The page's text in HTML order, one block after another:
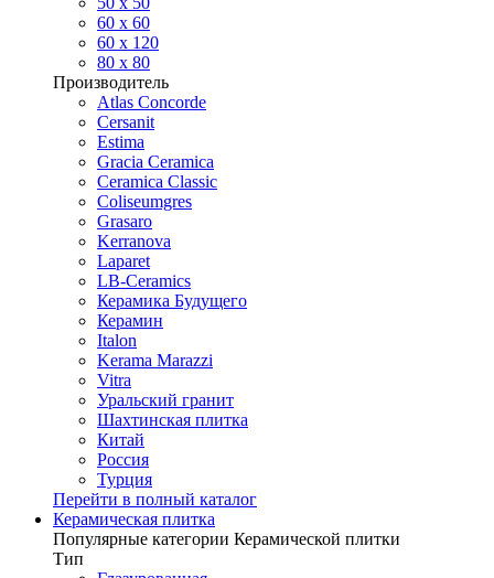
60 х 60
60 x 120
80 x 80
Производитель
Atlas Concorde
Cersanit
Estima
Gracia Ceramica
Ceramica Classic
Coliseumgres
Grasaro
Kerranova
Laparet
LB-Ceramics
Керамика Будущего
Керамин
Italon
Kerama Marazzi
Vitra
Уральский гранит
Шахтинская плитка
Китай
Россия
Турция
Перейти в полный каталог
Керамическая плитка
Популярные категории Керамической плитки
Тип